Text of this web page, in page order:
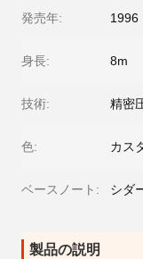
発売年: 1996
身長: 8m
技術: 精密
色: カス
ベースノート: シダ
製品の説明